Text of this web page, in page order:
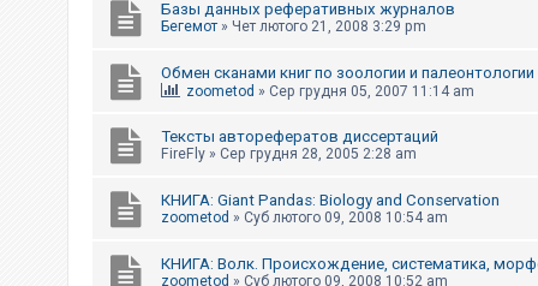
Базы данных реферативных журналов
Бегемот » Чет лютого 21, 2008 3:29 pm
Обмен сканами книг по зоологии и палеонтологии
zoometod » Сер грудня 05, 2007 11:14 am
Тексты авторефератов диссертаций
FireFly » Сер грудня 28, 2005 2:28 am
КНИГА: Giant Pandas: Biology and Conservation
zoometod » Суб лютого 09, 2008 10:54 am
КНИГА: Волк. Происхождение, систематика,
zoometod » Суб лютого 09, 2008 10:52 am